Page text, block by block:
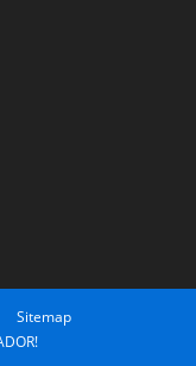
Sitemap